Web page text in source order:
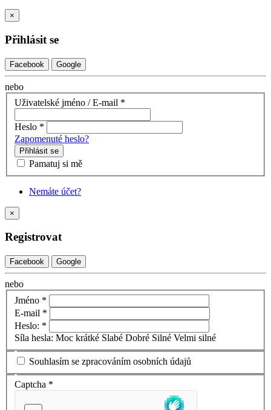
×
Přihlásit se
Facebook Google
nebo
Uživatelské jméno / E-mail *
Heslo *
Zapomenuté heslo?
Přihlásit se
Pamatuj si mě
Nemáte účet?
×
Registrovat
Facebook Google
nebo
Jméno *
E-mail *
Heslo: *
Síla hesla: Moc krátké Slabé Dobré Silné Velmi silné
Souhlasím se zpracováním osobních údajů
Captcha *